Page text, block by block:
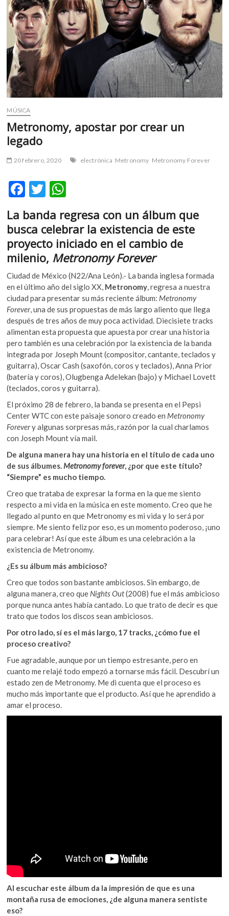
m
l
g
e
r
s
k
MÚSICA
Metronomy, apostar por crear un
legado
20 febrero, 2020 electrónica Metronomy Metronomy Forever
F
e
b
o
o
k
T
w
itt
er
at
s
A
p
p
La banda regresa con un álbum que
busca celebrar la existencia de este
proyecto iniciado en el cambio de
milenio, Metronomy Forever
Ciudad de México (N22/Ana León).- La banda inglesa formada
en el último año del siglo XX, Metronomy, regresa a nuestra
ciudad para presentar su más reciente álbum: Metronomy
Forever, una de sus propuestas de más largo aliento que llega
después de tres años de muy poca actividad. Diecisiete tracks
alimentan esta propuesta que apuesta por crear una historia
pero también es una celebración por la existencia de la banda
integrada por Joseph Mount (compositor, cantante, teclados y
guitarra), Oscar Cash (saxofón, coros y teclados), Anna Prior
(batería y coros), Olugbenga Adelekan (bajo) y Michael Lovett
(teclados, coros y guitarra).
El próximo 28 de febrero, la banda se presenta en el Pepsi
Center WTC con este paisaje sonoro creado en Metronomy
Forevery algunas sorpresas más, razón por la cual charlamos
con Joseph Mount vía mail.
De alguna manera hay una historia en el título de cada uno
de sus álbumes.Metronomy forever, ¿por que este título?
“Siempre” es mucho tiempo.
Creo que trataba de expresar la forma en la que me siento
respecto a mi vida en la música en este momento. Creo que he
llegado al punto en que Metronomy es mi vida y lo será por
siempre. Me siento feliz por eso, es un momento poderoso, ¡uno
para celebrar! Así que este álbum es una celebración a la
existencia de Metronomy.
¿Es su álbum más ambicioso?
Creo que todos son bastante ambiciosos. Sin embargo, de
alguna manera, creo que Nights Out(2008) fue el más ambicioso
porque nunca antes había cantado. Lo que trato de decir es que
trato que todos los discos sean ambiciosos.
Por otro lado, sí es el más largo, 17 tracks, ¿cómo fue el
proceso creativo?
Fue agradable, aunque por un tiempo estresante, pero en
cuanto me relajé todo empezó a tornarse más fácil. Descubrí un
estado zen de Metronomy. Me di cuenta que el proceso es
mucho más importante que el producto. Así que he aprendido a
amar el proceso.
Al escuchar este álbum da la impresión de que es una
montaña rusa de emociones, ¿de alguna manera sentiste
eso?